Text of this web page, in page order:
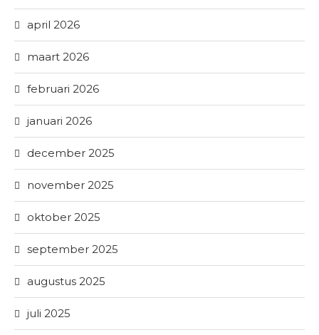
april 2026
maart 2026
februari 2026
januari 2026
december 2025
november 2025
oktober 2025
september 2025
augustus 2025
juli 2025